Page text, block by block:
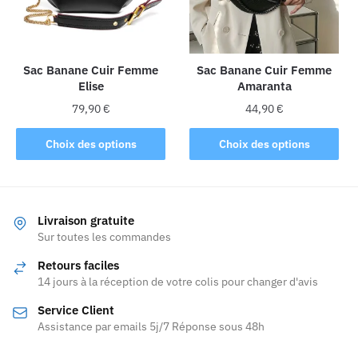
choisies
sur
page
du
produit
être
choisies
sur
la
page
du
produit
Sac Banane Cuir Femme
Elise
79,90€
Choix des options
Ce
produit
variations.
Les
peuvent
choisies
sur
Sac Banane Cuir Femme
Amaranta
44,90€
Choix des options
Ce
produit
être
sur
Livraison gratuite
Sur toutes les commandes
Retours faciles
14 jours à la réception de votre colis pour changer d'avis
Service Client
Assistance par emails 5j/7 Réponse sous 48h